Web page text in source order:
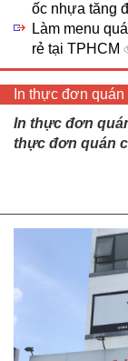
ốc nhựa tăng
Làm menu
rẻ tại TPHCM
In thực đơn
In thực đơn
thực đơn quán